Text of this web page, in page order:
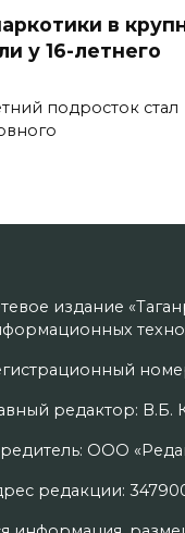
в
у 16-летнего
подросток стал
издание
редактор: В.Б.
ООО
редакции: